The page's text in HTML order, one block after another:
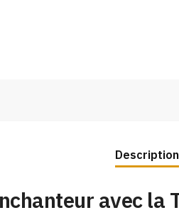
Description
avec la